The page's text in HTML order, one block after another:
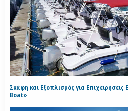
Σκάφη και Εξοπλισμός για
Boat»